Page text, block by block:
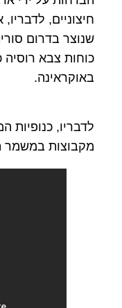
חיצוניים,
שנוצר בדרום
כוחות צבא
באוקראינה.
לדבריו, כנופיות
מקבוצות במשמר